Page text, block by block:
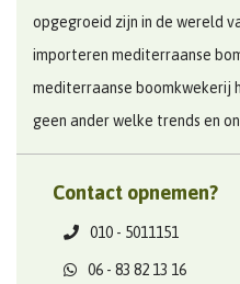
opgegroeid zijn in de wereld
importeren mediterraanse
mediterraanse boomkwekerij
geen ander welke trends en
Contact opnemen?
010 - 5011151
06 - 83 82 13 16